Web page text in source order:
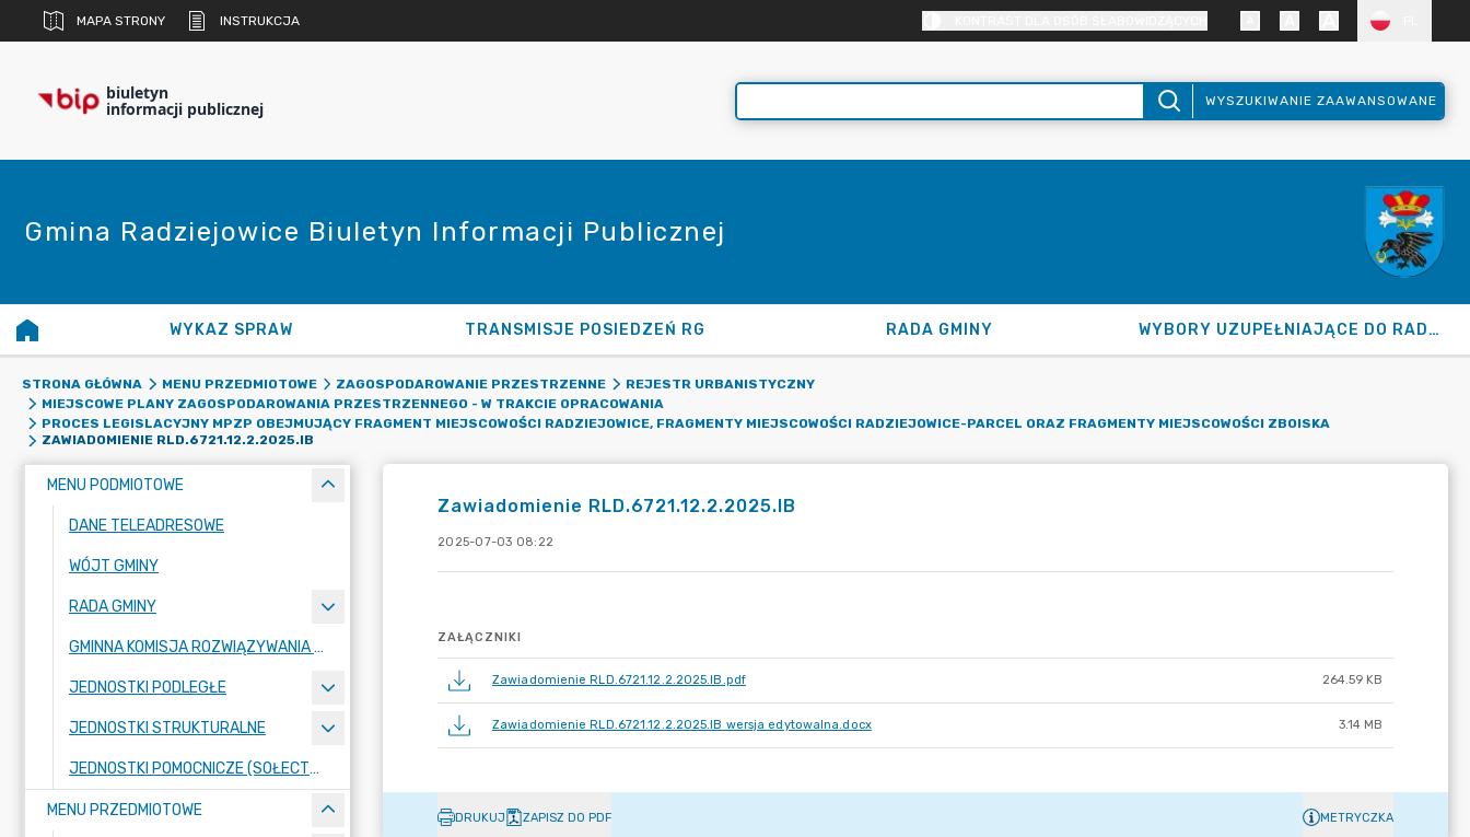
MAPA STRONY INSTRUKCJA
biuletyn
informacji publicznej WYSZUKIWANIE ZAAWANSOWANE
Gmina Radziejowice Biuletyn Informacji Publicznej
WYKAZ SPRAW TRANSMISJE POSIEDZEŃ RG RADA GMINY WYBORY UZUPEŁNIAJĄCE DO RADY GMINY 2026
STRONA GŁÓWNA MENU PRZEDMIOTOWE ZAGOSPODAROWANIE PRZESTRZENNE
REJESTR URBANISTYCZNY
MIEJSCOWE PLANY ZAGOSPODAROWANIA PRZESTRZENNEGO - W TRAKCIE OPRACOWANIA
PROCES LEGISLACYJNY MPZP OBEJMUJĄCY FRAGMENT MIEJSCOWOŚCI RADZIEJOWICE, FRAGMENTY MIEJSCOWOŚCI RADZIEJOWICE-PARCEL ORAZ FRAGMENTY MIEJSCOWOŚCI ZBOISKA
ZAWIADOMIENIE RLD.6721.12.2.2025.IB
MENU PODMIOTOWE
DANE TELEADRESOWE
WÓJT GMINY
RADA GMINY
GMINNA KOMISJA ROZWIĄZYWANIA PROBLEMÓW ALKOHOLOWYCH
JEDNOSTKI PODLEGŁE
JEDNOSTKI STRUKTURALNE
JEDNOSTKI POMOCNICZE (SOŁECTWA)
MENU PRZEDMIOTOWE
Zawiadomienie RLD.6721.12.2.2025.IB
2025-07-03 08:22
ZAŁĄCZNIKI
Zawiadomienie RLD.6721.12.2.2025.IB.pdf 264.59 KB
Zawiadomienie RLD.6721.12.2.2025.IB wersja edytowalna.docx 3.14 MB
DRUKUJ ZAPISZ DO PDF METRYCZKA